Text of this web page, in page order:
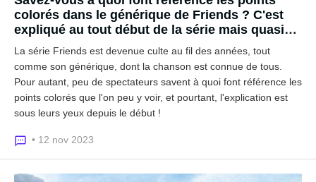
colorés dans le générique de Friends ? C'est
expliqué au tout début de la série mais quasi
personne ne l'avait remarqué
La série Friends est devenue culte au fil des années, tout
comme son générique, dont la chanson est connue de tous.
Pour autant, peu de spectateurs savent à quoi font référence les
points colorés que l'on peu y voir, et pourtant, l'explication est
sous leurs yeux depuis le début !
• 12 nov 2023